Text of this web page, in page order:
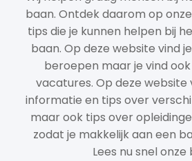
baan. Ontdek daarom op
tips die je kunnen helpen bij
baan. Op deze website vind
beroepen maar je vind
vacatures. Op deze website
informatie en tips over
maar ook tips over
zodat je makkelijk aan een
Lees nu snel onze